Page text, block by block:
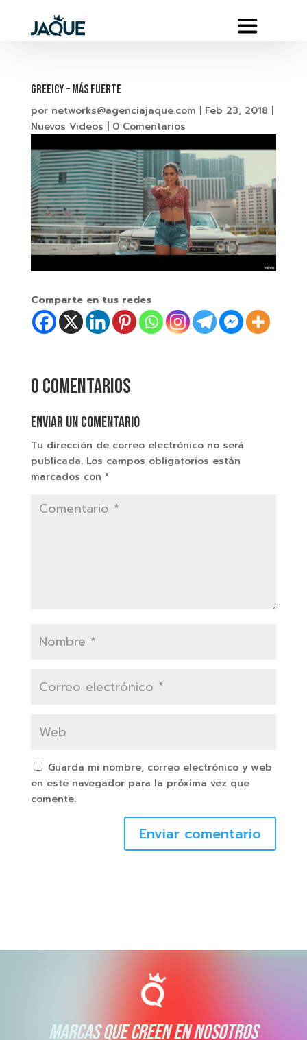
Greeicy – Más Fuerte
por networks@agenciajaque.com Feb 23, 2018
Nuevos Videos
0 Comentarios
Comparte en tus redes
0 comentarios
Enviar un comentario
Tu dirección de correo electrónico no será
publicada. Los campos obligatorios están
marcados con *
Guarda mi nombre, correo electrónico y web
en este navegador para la próxima vez que
comente.
Enviar comentario
MARCAS QUE CREEN EN NOSOTROS